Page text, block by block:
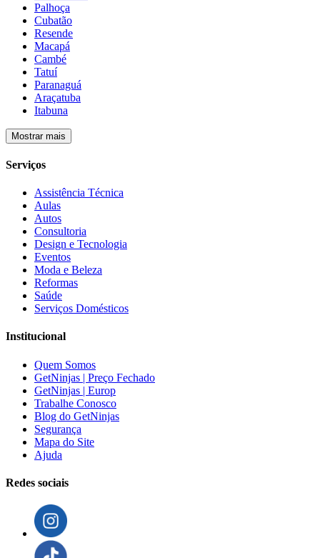
Palhoça
Cubatão
Resende
Macapá
Cambé
Tatuí
Paranaguá
Araçatuba
Itabuna
Mostrar mais
Serviços
Assistência Técnica
Aulas
Autos
Consultoria
Design e Tecnologia
Eventos
Moda e Beleza
Reformas
Saúde
Serviços Domésticos
Institucional
Quem Somos
GetNinjas | Preço Fechado
GetNinjas | Europ
Trabalhe Conosco
Blog do GetNinjas
Segurança
Mapa do Site
Ajuda
Redes sociais